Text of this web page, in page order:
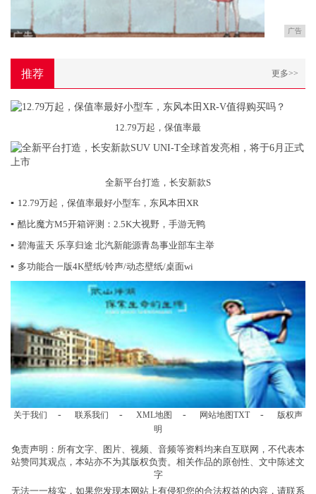
广告
推荐 更多>>
12.79万起，保值率最
全新平台打造，长安新款S
▪ 12.79万起，保值率最好小型车，东风本田XR
▪ 酷比魔方M5开箱评测：2.5K大视野，手游无鸭
▪ 碧海蓝天 乐享归途 北汽新能源青岛事业部车主举
▪ 多功能合一版4K壁纸/铃声/动态壁纸/桌面wi
关于我们 - 联系我们 - XML地图 - 网站地图TXT -
版权声
明
免责声明：所有文字、图片、视频、音频等资料均来自互联网，不代表本
站赞同其观点，本站亦不为其版权负责。相关作品的原创性、文中陈述文
字
无法一一核实，如果您发现本网站上有侵犯您的合法权益的内容，请联系